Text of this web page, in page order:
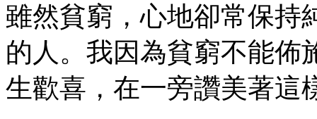
雖然貧窮，心地卻常保持
的人。我因為貧窮不能佈
生歡喜，在一旁讚美著這